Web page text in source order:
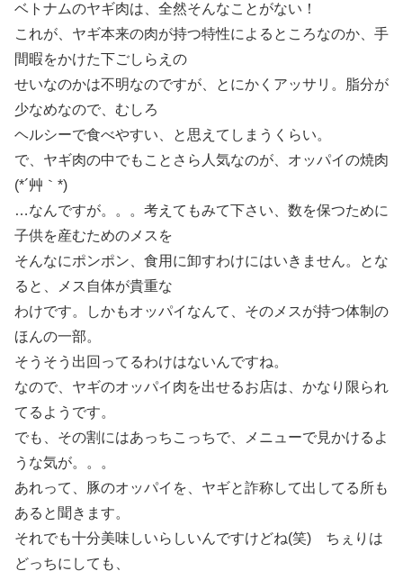
ベトナムのヤギ肉は、全然そんなことがない！
これが、ヤギ本来の肉が持つ特性によるところなのか、手
間暇をかけた下ごしらえの
せいなのかは不明なのですが、とにかくアッサリ。脂分が
少なめなので、むしろ
ヘルシーで食べやすい、と思えてしまうくらい。
で、ヤギ肉の中でもことさら人気なのが、オッパイの焼肉
(*´艸｀*)
…なんですが。。。考えてもみて下さい、数を保つために
子供を産むためのメスを
そんなにポンポン、食用に卸すわけにはいきません。とな
ると、メス自体が貴重な
わけです。しかもオッパイなんて、そのメスが持つ体制の
ほんの一部。
そうそう出回ってるわけはないんですね。
なので、ヤギのオッパイ肉を出せるお店は、かなり限られ
てるようです。
でも、その割にはあっちこっちで、メニューで見かけるよ
うな気が。。。
あれって、豚のオッパイを、ヤギと詐称して出してる所も
あると聞きます。
それでも十分美味しいらしいんですけどね(笑) ちぇりは
どっちにしても、